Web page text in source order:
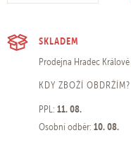
SKLADEM
Prodejna Hradec Králové
KDY ZBOŽÍ OBDRŽÍM?
PPL: 11. 08.
Osobní odběr: 10. 08.